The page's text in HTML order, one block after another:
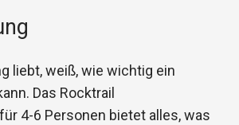
liebt, weiß, wie wichtig ein
Das Rocktrail
4-6 Personen bietet alles, was